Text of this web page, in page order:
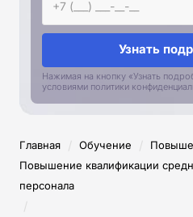
Узнать
Нажимая на кнопку «Узнать
условиями политики
Главная / Обучение /
Повышение квалификации
персонала
/